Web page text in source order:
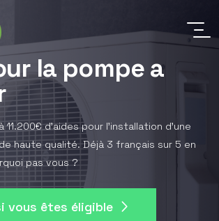
la pompe a
11.200€ d'aides pour l'installation d'une
haute qualité. Déjà 3 français sur 5 en
pas vous ?
vous êtes éligible